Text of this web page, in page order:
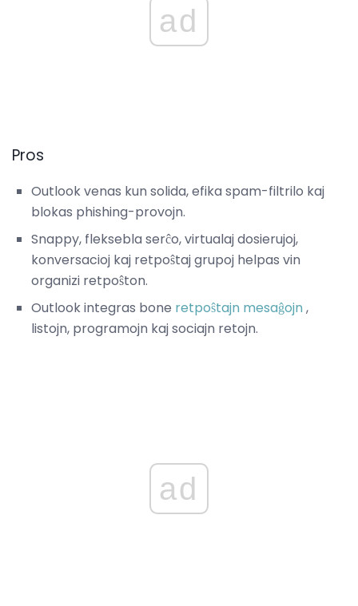
ad
Pros
Outlook venas kun solida, efika spam-filtrilo kaj
blokas phishing-provojn.
Snappy, fleksebla serĉo, virtualaj dosierujoj,
konversacioj kaj retpoŝtaj grupoj helpas vin
organizi retpoŝton.
Outlook integras bone retpoŝtajn mesaĝojn,
listojn, programojn kaj sociajn retojn.
ad